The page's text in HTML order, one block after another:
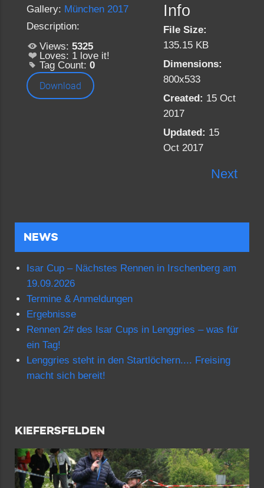
Gallery: München 2017
Description:
Views: 5325
Loves: 1 love it!
Tag Count: 0
Download
Info
File Size:
135.15 KB
Dimensions:
800x533
Created: 15 Oct
2017
Updated: 15
Oct 2017
Next
NEWS
Isar Cup – Nächstes Rennen in Irschenberg am
19.09.2026
Termine & Anmeldungen
Ergebnisse
Rennen 2# des Isar Cups in Lenggries – was für
ein Tag!
Lenggries steht in den Startlöchern.... Freising
macht sich bereit!
KIEFERSFELDEN